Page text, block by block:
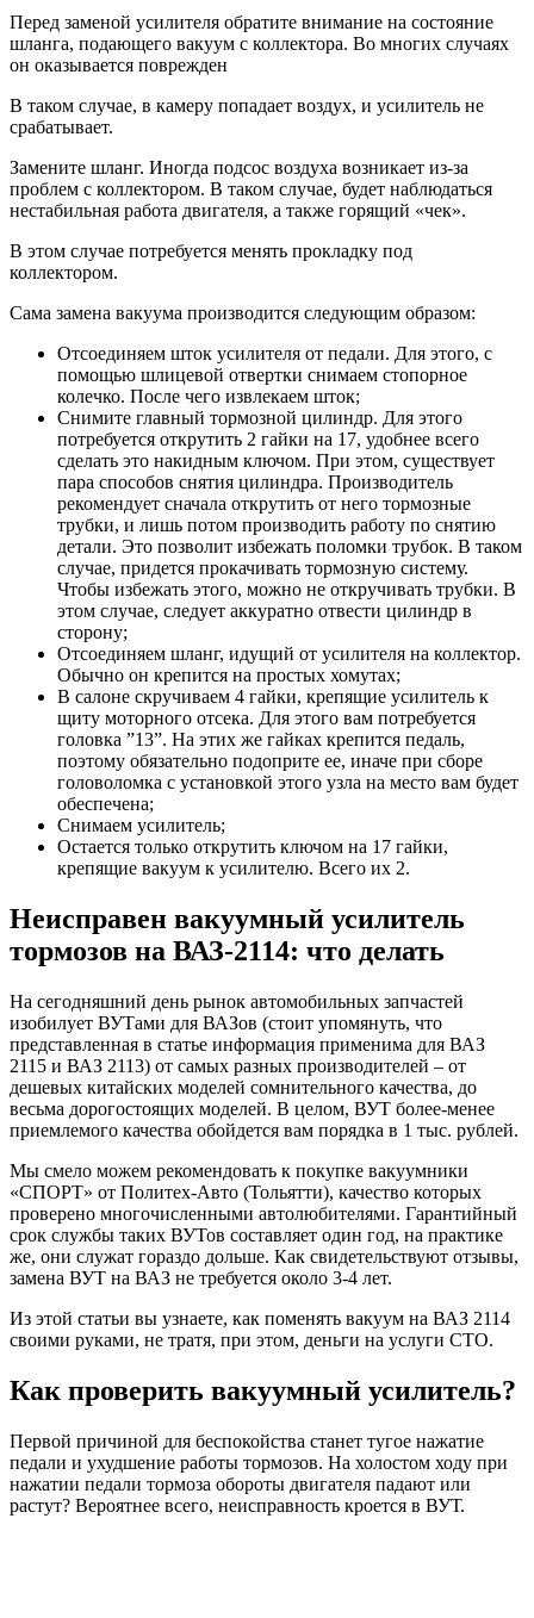
Перед заменой усилителя обратите внимание на состояние
шланга, подающего вакуум с коллектора. Во многих случаях
он оказывается поврежден
В таком случае, в камеру попадает воздух, и усилитель не
срабатывает.
Замените шланг. Иногда подсос воздуха возникает из-за
проблем с коллектором. В таком случае, будет наблюдаться
нестабильная работа двигателя, а также горящий «чек».
В этом случае потребуется менять прокладку под
коллектором.
Сама замена вакуума производится следующим образом:
Отсоединяем шток усилителя от педали. Для этого, с
помощью шлицевой отвертки снимаем стопорное
колечко. После чего извлекаем шток;
Снимите главный тормозной цилиндр. Для этого
потребуется открутить 2 гайки на 17, удобнее всего
сделать это накидным ключом. При этом, существует
пара способов снятия цилиндра. Производитель
рекомендует сначала открутить от него тормозные
трубки, и лишь потом производить работу по снятию
детали. Это позволит избежать поломки трубок. В таком
случае, придется прокачивать тормозную систему.
Чтобы избежать этого, можно не откручивать трубки. В
этом случае, следует аккуратно отвести цилиндр в
сторону;
Отсоединяем шланг, идущий от усилителя на коллектор.
Обычно он крепится на простых хомутах;
В салоне скручиваем 4 гайки, крепящие усилитель к
щиту моторного отсека. Для этого вам потребуется
головка ”13”. На этих же гайках крепится педаль,
поэтому обязательно подоприте ее, иначе при сборе
головоломка с установкой этого узла на место вам будет
обеспечена;
Снимаем усилитель;
Остается только открутить ключом на 17 гайки,
крепящие вакуум к усилителю. Всего их 2.
Неисправен вакуумный усилитель
тормозов на ВАЗ-2114: что делать
На сегодняшний день рынок автомобильных запчастей
изобилует ВУТами для ВАЗов (стоит упомянуть, что
представленная в статье информация применима для ВАЗ
2115 и ВАЗ 2113) от самых разных производителей – от
дешевых китайских моделей сомнительного качества, до
весьма дорогостоящих моделей. В целом, ВУТ более-менее
приемлемого качества обойдется вам порядка в 1 тыс. рублей.
Мы смело можем рекомендовать к покупке вакуумники
«СПОРТ» от Политех-Авто (Тольятти), качество которых
проверено многочисленными автолюбителями. Гарантийный
срок службы таких ВУТов составляет один год, на практике
же, они служат гораздо дольше. Как свидетельствуют отзывы,
замена ВУТ на ВАЗ не требуется около 3-4 лет.
Из этой статьи вы узнаете, как поменять вакуум на ВАЗ 2114
своими руками, не тратя, при этом, деньги на услуги СТО.
Как проверить вакуумный усилитель?
Первой причиной для беспокойства станет тугое нажатие
педали и ухудшение работы тормозов. На холостом ходу при
нажатии педали тормоза обороты двигателя падают или
растут? Вероятнее всего, неисправность кроется в ВУТ.